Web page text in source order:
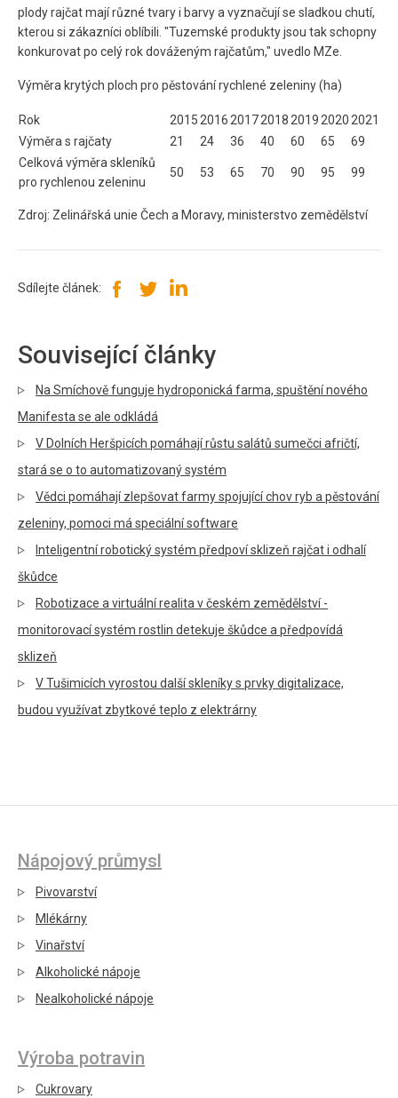
plody rajčat mají různé tvary i barvy a vyznačují se sladkou chutí,
kterou si zákazníci oblíbili. "Tuzemské produkty jsou tak schopny
konkurovat po celý rok dováženým rajčatům," uvedlo MZe.
Výměra krytých ploch pro pěstování rychlené zeleniny (ha)
Rok 2015 2016 20172018 2019 2020 2021
Výměra s rajčaty
21 24 36 40 60 65
69
Celková výměra skleníků
pro rychlenou zeleninu
50 53 65 70 90 95 99
Zdroj: Zelinářská unie Čech a Moravy, ministerstvo zemědělství
Sdílejte článek:
Související články
Na Smíchově funguje hydroponická farma, spuštění nového
Manifesta se ale odkládá
V Dolních Heršpicích pomáhají růstu salátů sumečci afričtí,
stará se o to automatizovaný systém
Vědci pomáhají zlepšovat farmy spojující chov ryb a pěstování
zeleniny, pomoci má speciální software
Inteligentní robotický systém předpoví sklizeň rajčat i odhalí
škůdce
Robotizace a virtuální realita v českém zemědělství -
monitorovací systém rostlin detekuje škůdce a předpovídá
sklizeň
V Tušimicích vyrostou další skleníky s prvky digitalizace,
budou využívat zbytkové teplo z elektrárny
Nápojový průmysl
Pivovarství
Mlékárny
Vinařství
Alkoholické nápoje
Nealkoholické nápoje
Výroba potravin
Cukrovary